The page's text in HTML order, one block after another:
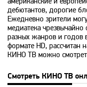
Animal Planet
BBC World News
Bollywood
дебютантов, дорогие
Ежедневно зрители
медиатека
разных жанров и годов
формате HD, рассчитан
КИНО ТВ можно
Смотреть КИНО ТВ